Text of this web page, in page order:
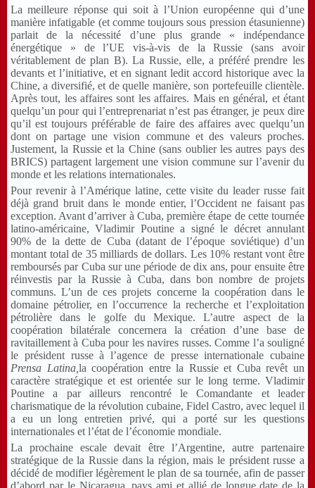
La meilleure réponse qui soit à l’Union européenne qui d’une
manière infatigable (et comme toujours sous pression étasunienne)
parlait de la nécessité d’une plus grande « indépendance
énergétique » de l’UE vis-à-vis de la Russie (sans avoir
véritablement de plan B). La Russie, elle, a préféré prendre les
devants et l’initiative, et en signant ledit accord historique avec la
Chine, a diversifié, et de quelle manière, son portefeuille clientèle.
Après tout, les affaires sont les affaires. Mais en général, et étant
quelqu’un pour qui l’entreprenariat n’est pas étranger, je peux dire
qu’il est toujours préférable de faire des affaires avec quelqu’un
dont on partage une vision commune et des valeurs proches.
Justement, la Russie et la Chine (sans oublier les autres pays des
BRICS) partagent largement une vision commune sur l’avenir du
monde et les relations internationales.
Pour revenir à l’Amérique latine, cette visite du leader russe fait
déjà grand bruit dans le monde entier, l’Occident ne faisant pas
exception. Avant d’arriver à Cuba, première étape de cette tournée
latino-américaine, Vladimir Poutine a signé le décret annulant
90% de la dette de Cuba (datant de l’époque soviétique) d’un
montant total de 35 milliards de dollars. Les 10% restant vont être
remboursés par Cuba sur une période de dix ans, pour ensuite être
réinvestis par la Russie à Cuba, dans bon nombre de projets
communs. L’un de ces projets concerne la coopération dans le
domaine pétrolier, en l’occurrence la recherche et l’exploitation
pétrolière dans le golfe du Mexique. L’autre aspect de la
coopération bilatérale concernera la création d’une base de
ravitaillement à Cuba pour les navires russes. Comme l’a souligné
le président russe à l’agence de presse internationale cubaine
Prensa Latina, la coopération entre la Russie et Cuba revêt un
caractère stratégique et est orientée sur le long terme. Vladimir
Poutine a par ailleurs rencontré le Comandante et leader
charismatique de la révolution cubaine, Fidel Castro, avec lequel il
a eu un long entretien privé, qui a porté sur les questions
internationales et l’état de l’économie mondiale.
La prochaine escale devait être l’Argentine, autre partenaire
stratégique de la Russie dans la région, mais le président russe a
décidé de modifier légèrement le plan de sa tournée, afin de passer
d’abord par le Nicaragua, pays ami et allié de longue date de la